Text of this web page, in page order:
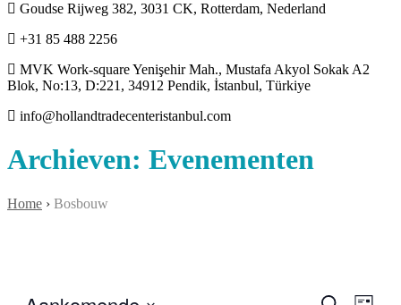
Goudse Rijweg 382, 3031 CK, Rotterdam, Nederland
+31 85 488 2256
MVK Work-square Yenişehir Mah., Mustafa Akyol Sokak A2
Blok, No:13, D:221, 34912 Pendik, İstanbul, Türkiye
info@hollandtradecenteristanbul.com
Archieven: Evenementen
Home › Bosbouw